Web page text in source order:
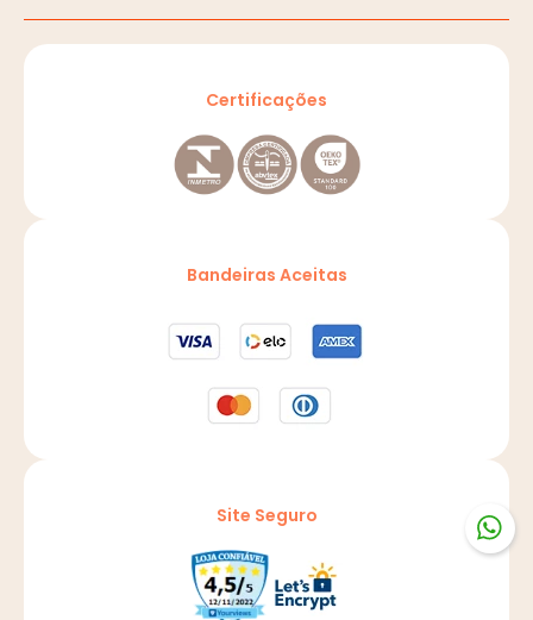
Certificações
Bandeiras Aceitas
Site Seguro